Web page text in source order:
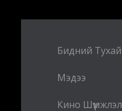
Бидний Тухай
Мэдээ
Кино Шүүмжлэл